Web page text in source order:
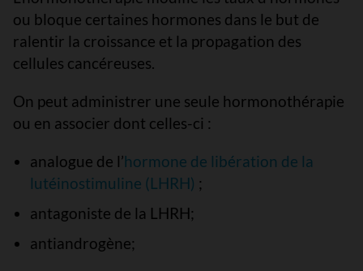
ou bloque certaines hormones dans le but de
ralentir la croissance et la propagation des
cellules cancéreuses.
On peut administrer une seule hormonothérapie
ou en associer dont celles-ci :
analogue de l’hormone de libération de la
lutéinostimuline (LHRH) ;
antagoniste de la LHRH;
antiandrogène;